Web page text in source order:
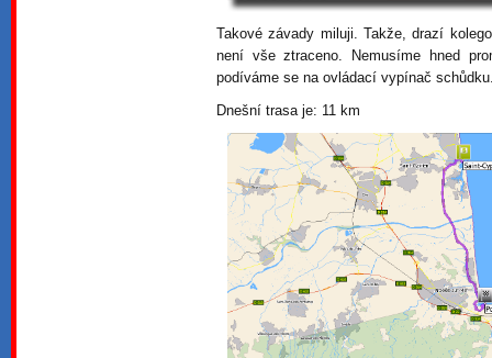
Takové závady miluji. Takže, drazí
není vše ztraceno. Nemusíme hned
podíváme se na ovládací vypínač
Dnešní trasa je: 11 km